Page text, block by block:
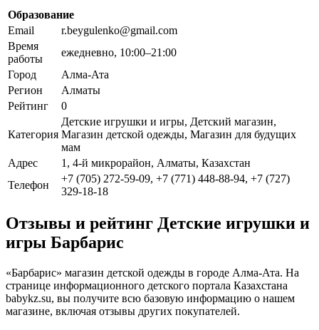
Образование
Email
r.beygulenko@gmail.com
Время
работы
ежедневно, 10:00–21:00
Город
Алма-Ата
Регион
Алматы
Рейтинг
0
Категория
Детские игрушки и игры, Детский магазин,
Магазин детской одежды, Магазин для будущих
мам
Адрес
1, 4-й микрорайон, Алматы, Казахстан
Телефон
+7 (705) 272-59-09, +7 (771) 448-88-94, +7 (727)
329-18-18
Отзывы и рейтинг Детские игрушки и
игры Барбарис
«Барбарис» магазин детской одежды в городе Алма-Ата. На
странице информационного детского портала Казахстана
babykz.su, вы получите всю базовую информацию о нашем
магазине, включая отзывы других покупателей.